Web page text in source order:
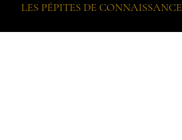
LES PÉPITES DE